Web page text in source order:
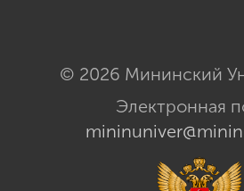
© 2026 Мининский
Электронная